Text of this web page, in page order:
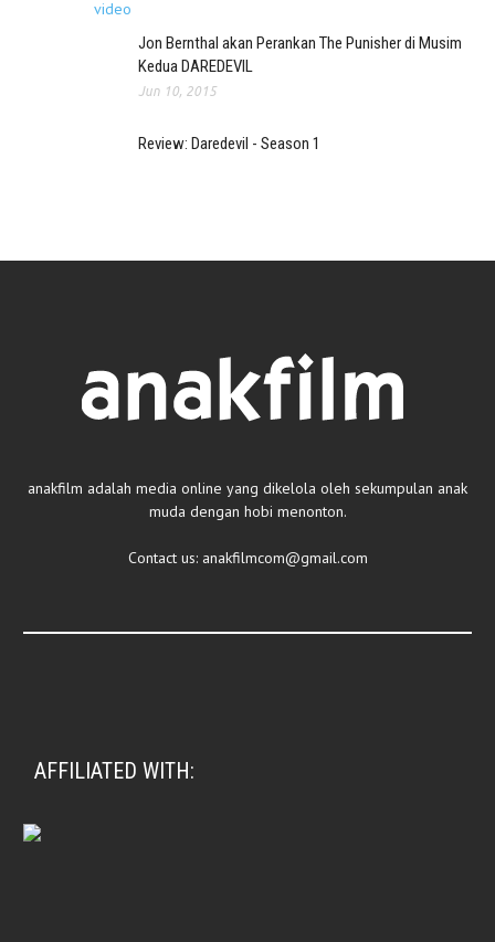
Jon Bernthal akan Perankan The Punisher di Musim
Kedua DAREDEVIL
Jun 10, 2015
Review: Daredevil - Season 1
anakfilm adalah media online yang dikelola oleh sekumpulan anak
muda dengan hobi menonton.
Contact us: anakfilmcom@gmail.com
AFFILIATED WITH: